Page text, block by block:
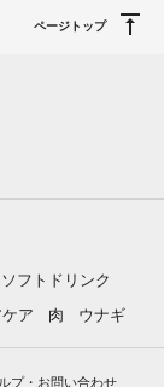
ページトップ
ソフトドリンク
ア 肉 ウナギ
プ・お問い合わせ